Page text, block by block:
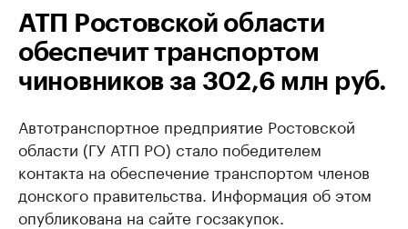
АТП Ростовской области
обеспечит транспортом
чиновников за 302,6 млн руб.
Автотранспортное предприятие Ростовской
области (ГУ АТП РО) стало победителем
контакта на обеспечение транспортом членов
донского правительства. Информация об этом
опубликована на сайте госзакупок.